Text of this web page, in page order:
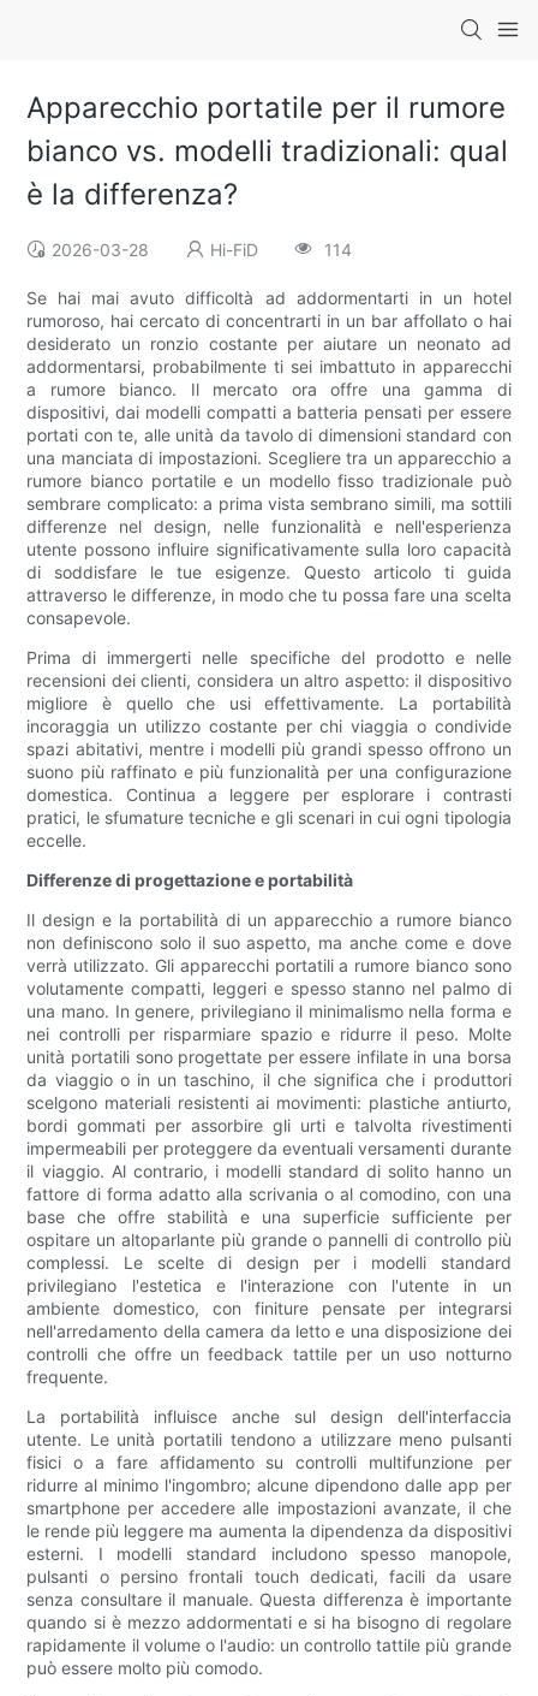
Apparecchio portatile per il rumore
bianco vs. modelli tradizionali: qual
è la differenza?
2026-03-28 Hi-FiD 114
Se hai mai avuto difficoltà ad addormentarti in un hotel
rumoroso, hai cercato di concentrarti in un bar affollato o hai
desiderato un ronzio costante per aiutare un neonato ad
addormentarsi, probabilmente ti sei imbattuto in apparecchi
a rumore bianco. Il mercato ora offre una gamma di
dispositivi, dai modelli compatti a batteria pensati per essere
portati con te, alle unità da tavolo di dimensioni standard con
una manciata di impostazioni. Scegliere tra un apparecchio a
rumore bianco portatile e un modello fisso tradizionale può
sembrare complicato: a prima vista sembrano simili, ma sottili
differenze nel design, nelle funzionalità e nell'esperienza
utente possono influire significativamente sulla loro capacità
di soddisfare le tue esigenze. Questo articolo ti guida
attraverso le differenze, in modo che tu possa fare una scelta
consapevole.
Prima di immergerti nelle specifiche del prodotto e nelle
recensioni dei clienti, considera un altro aspetto: il dispositivo
migliore è quello che usi effettivamente. La portabilità
incoraggia un utilizzo costante per chi viaggia o condivide
spazi abitativi, mentre i modelli più grandi spesso offrono un
suono più raffinato e più funzionalità per una configurazione
domestica. Continua a leggere per esplorare i contrasti
pratici, le sfumature tecniche e gli scenari in cui ogni tipologia
eccelle.
Differenze di progettazione e portabilità
Il design e la portabilità di un apparecchio a rumore bianco
non definiscono solo il suo aspetto, ma anche come e dove
verrà utilizzato. Gli apparecchi portatili a rumore bianco sono
volutamente compatti, leggeri e spesso stanno nel palmo di
una mano. In genere, privilegiano il minimalismo nella forma e
nei controlli per risparmiare spazio e ridurre il peso. Molte
unità portatili sono progettate per essere infilate in una borsa
da viaggio o in un taschino, il che significa che i produttori
scelgono materiali resistenti ai movimenti: plastiche antiurto,
bordi gommati per assorbire gli urti e talvolta rivestimenti
impermeabili per proteggere da eventuali versamenti durante
il viaggio. Al contrario, i modelli standard di solito hanno un
fattore di forma adatto alla scrivania o al comodino, con una
base che offre stabilità e una superficie sufficiente per
ospitare un altoparlante più grande o pannelli di controllo più
complessi. Le scelte di design per i modelli standard
privilegiano l'estetica e l'interazione con l'utente in un
ambiente domestico, con finiture pensate per integrarsi
nell'arredamento della camera da letto e una disposizione dei
controlli che offre un feedback tattile per un uso notturno
frequente.
La portabilità influisce anche sul design dell'interfaccia
utente. Le unità portatili tendono a utilizzare meno pulsanti
fisici o a fare affidamento su controlli multifunzione per
ridurre al minimo l'ingombro; alcune dipendono dalle app per
smartphone per accedere alle impostazioni avanzate, il che
le rende più leggere ma aumenta la dipendenza da dispositivi
esterni. I modelli standard includono spesso manopole,
pulsanti o persino frontali touch dedicati, facili da usare
senza consultare il manuale. Questa differenza è importante
quando si è mezzo addormentati e si ha bisogno di regolare
rapidamente il volume o l'audio: un controllo tattile più grande
può essere molto più comodo.